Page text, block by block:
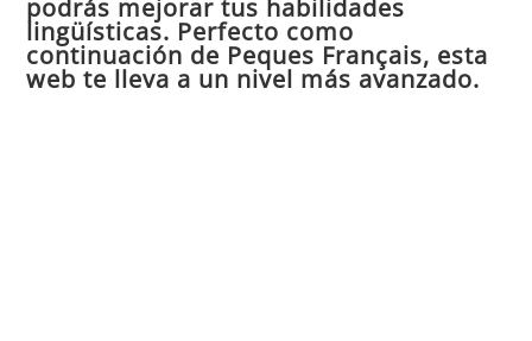
podrás mejorar tus habilidades
lingüísticas. Perfecto como
continuación de Peques Français, esta
web te lleva a un nivel más avanzado.